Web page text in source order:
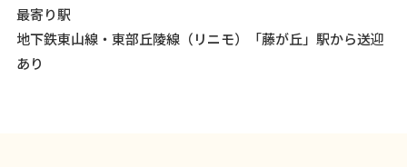
最寄り駅
地下鉄東山線・東部丘陵線（リニモ）「藤が丘」駅から送迎
あり